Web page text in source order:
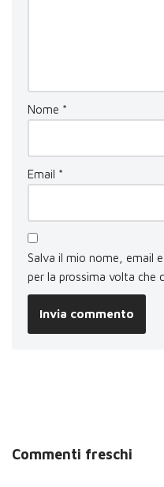
Nome *
Email *
Salva il mio nome, email
per la prossima volta che
Commenti freschi